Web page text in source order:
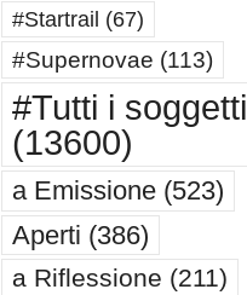
#Startrail (67)
#Supernovae (113)
#Tutti i soggetti
(13600)
a Emissione(523)
Aperti (386)
a Riflessione (211)